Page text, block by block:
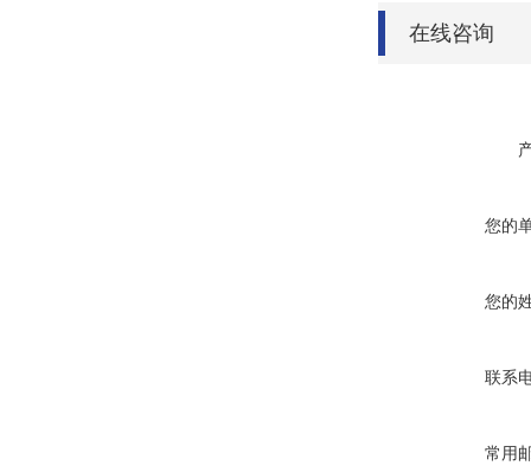
在线咨询
您的
您的
联系
常用